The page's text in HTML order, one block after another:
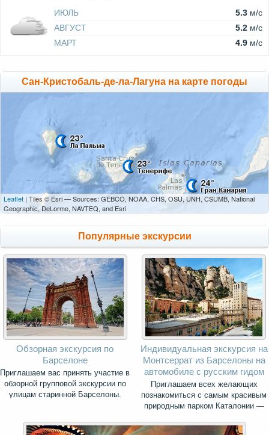
ИЮЛЬ
5.3 м/c
АВГУСТ
5.2 м/c
МАРТ
4.9 м/c
Сан-Кристобаль-де-ла-Лагуна на карте погоды
Leaflet | Tiles © Esri — Sources: GEBCO, NOAA, CHS, OSU, UNH, CSUMB, National
Geographic, DeLorme, NAVTEQ, and Esri
Популярные экскурсии
Обзорная экскурсия по
Барселоне
Приглашаем вас принять участие в
обзорной групповой экскурсии по
улицам старинной Барселоны.
Индивидуальная экскурсия на
Монтсеррат из Барселоны на
автомобиле с русским гидом
Приглашаем всех желающих
познакомиться с самым красивым
природным парком Каталонии —